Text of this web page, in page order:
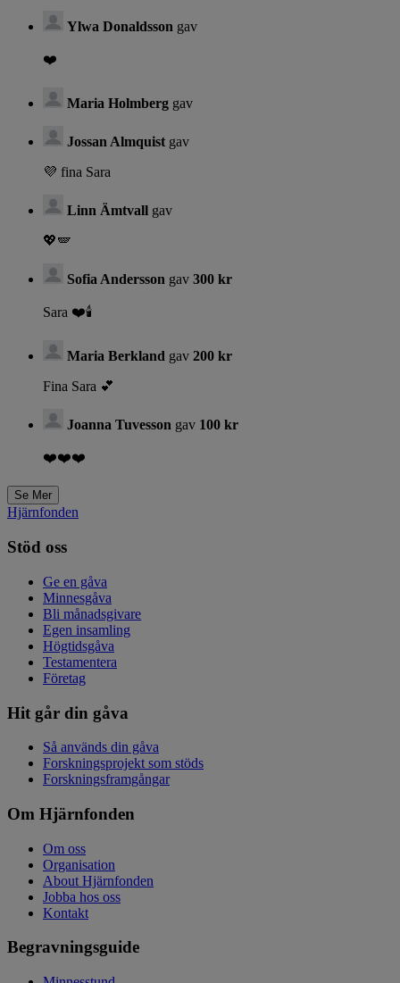
Ylwa Donaldsson gav
❤️
Maria Holmberg gav
Jossan Almquist gav
💜 fina Sara
Linn Ämtvall gav
💖🪽
Sofia Andersson gav 300 kr
Sara ❤️🕯️
Maria Berkland gav 200 kr
Fina Sara 💕
Joanna Tuvesson gav 100 kr
❤️❤️❤️
Hjärnfonden
Stöd oss
Ge en gåva
Minnesgåva
Bli månadsgivare
Egen insamling
Högtidsgåva
Testamentera
Företag
Hit går din gåva
Så används din gåva
Forskningsprojekt som stöds
Forskningsframgångar
Om Hjärnfonden
Om oss
Organisation
About Hjärnfonden
Jobba hos oss
Kontakt
Begravningsguide